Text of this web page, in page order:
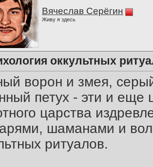
Вячеслав Серёгин
Живу я здесь
оккультных
ворон и змея,
петух - эти и еще
царства
шаманами и
ритуалов.